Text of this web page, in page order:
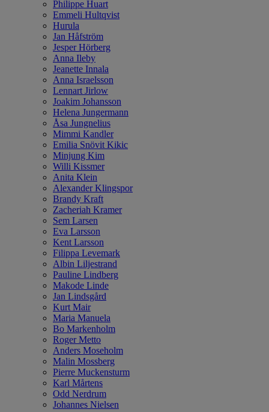
Philippe Huart
Emmeli Hultqvist
Hurula
Jan Håfström
Jesper Hörberg
Anna Ileby
Jeanette Innala
Anna Israelsson
Lennart Jirlow
Joakim Johansson
Helena Jungermann
Åsa Jungnelius
Mimmi Kandler
Emilia Snövit Kikic
Minjung Kim
Willi Kissmer
Anita Klein
Alexander Klingspor
Brandy Kraft
Zacheriah Kramer
Sem Larsen
Eva Larsson
Kent Larsson
Filippa Levemark
Albin Liljestrand
Pauline Lindberg
Makode Linde
Jan Lindsgård
Kurt Mair
Maria Manuela
Bo Markenholm
Roger Metto
Anders Moseholm
Malin Mossberg
Pierre Muckensturm
Karl Mårtens
Odd Nerdrum
Johannes Nielsen